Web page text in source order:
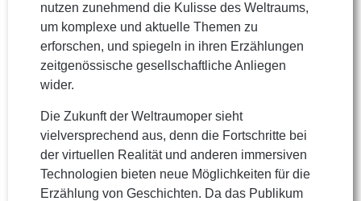
nutzen zunehmend die Kulisse des Weltraums,
um komplexe und aktuelle Themen zu
erforschen, und spiegeln in ihren Erzählungen
zeitgenössische gesellschaftliche Anliegen
wider.
Die Zukunft der Weltraumoper sieht
vielversprechend aus, denn die Fortschritte bei
der virtuellen Realität und anderen immersiven
Technologien bieten neue Möglichkeiten für die
Erzählung von Geschichten. Da das Publikum